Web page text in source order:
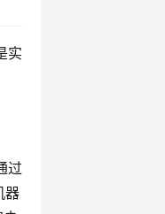
实
过
器